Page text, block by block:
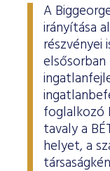
A
irányítása
részvényei
foglalkozó
tavaly a
helyet, a